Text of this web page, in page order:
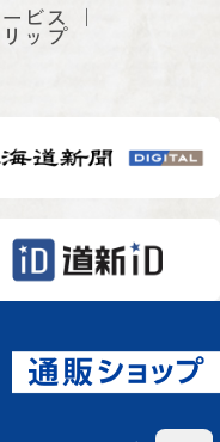
ビス
ップ